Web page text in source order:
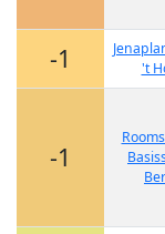
-1
't
-1